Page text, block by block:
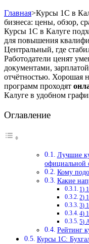
Главная>Курсы 1С в
бизнеса: цены, обзор,
Курсы 1С в Калуге
для повышения
Центральный, где
Работодатели ценят
документами,
отчётностью. Хорошая
программ проходят
Калуге в удобном
Оглавление
Лучшие
официальной
Кому
Какие
1)
2)
3)
4)
5)
Рейтинг
Курсы 1С: